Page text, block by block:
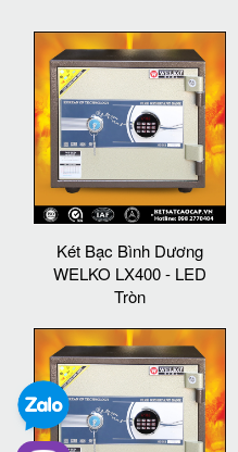
Két Bạc Bình Dương
WELKO LX400 - LED
Tròn